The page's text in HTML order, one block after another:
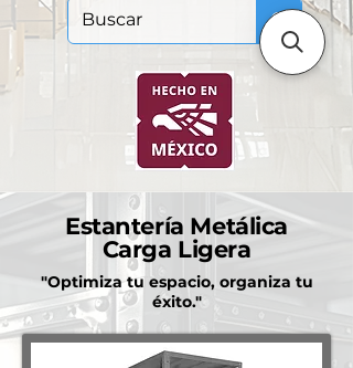
Estantería Metálica
Carga Ligera
"Optimiza tu espacio, organiza tu
éxito."